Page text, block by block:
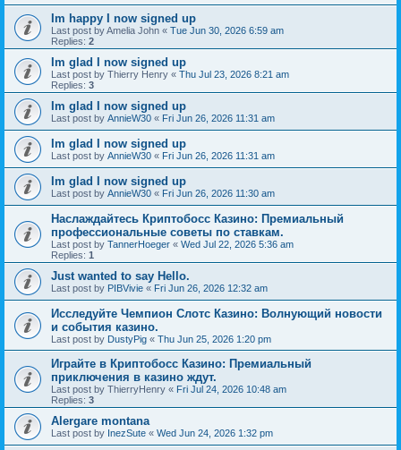
Im happy I now signed up
Last post byAmelia John « Tue Jun 30, 2026 6:59 am
Replies: 2
Im glad I now signed up
Last post by Thierry Henry « Thu Jul 23, 2026 8:21 am
Replies: 3
Im glad I now signed up
Last post by AnnieW30 « Fri Jun 26, 2026 11:31 am
Im glad I now signed up
Last post by AnnieW30 « Fri Jun 26, 2026 11:31 am
Im glad I now signed up
Last post by AnnieW30 « Fri Jun 26, 2026 11:30 am
Наслаждайтесь Криптобосс Казино: Премиальный
профессиональные советы по ставкам.
Last post by TannerHoeger « Wed Jul 22, 2026 5:36 am
Replies: 1
Just wanted to say Hello.
Last post by PIBVivie « Fri Jun 26, 2026 12:32 am
Исследуйте Чемпион Слотс Казино: Волнующий новости
и события казино.
Last post by DustyPig « Thu Jun 25, 2026 1:20 pm
Играйте в Криптобосс Казино: Премиальный
приключения в казино ждут.
Last post by ThierryHenry « Fri Jul 24, 2026 10:48 am
Replies: 3
Alergare montana
Last post by InezSute « Wed Jun 24, 2026 1:32 pm